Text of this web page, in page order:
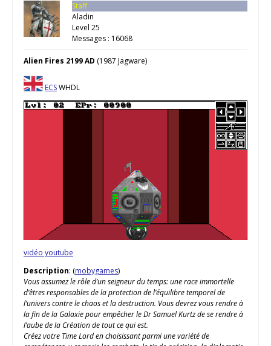
Staff
Aladin
Level 25
Messages : 16068
Alien Fires 2199 AD (1987 Jagware)
ECSWHDL
vidéo youtube
Description: (mobygames)
Vous assumez le rôle d’un seigneur du temps: une race immortelle
d’êtres responsables de la protection de l’équilibre temporel de
l’univers contre le chaos et la destruction. Vous devrez vous rendre à
la fin de la Galaxie pour empêcher le Dr Samuel Kurtz de se rendre à
l’aube de la Création de tout ce qui est.
Créez votre Time Lord en choisissant parmi une variété de